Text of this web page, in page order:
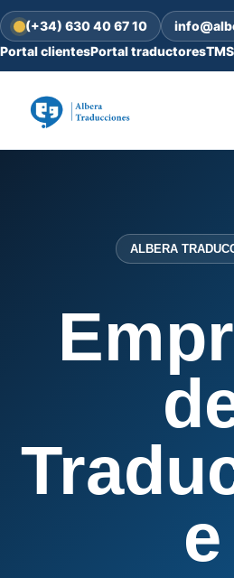
(+34) 630 40 67 10
Portal clientesPortal traductoresTMS
ALBERA
e